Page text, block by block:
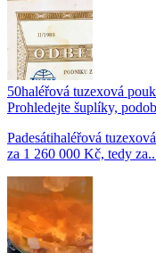
50haléřová tuzexová
Prohledejte šuplíky,
Padesátihaléřová
za 1 260 000 Kč, tedy